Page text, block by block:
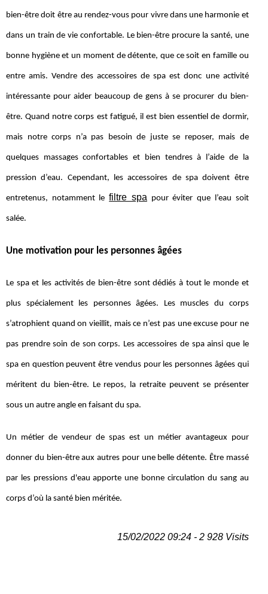
bien-être doit être au rendez-vous pour vivre dans une harmonie et
dans un train de vie confortable. Le bien-être procure la santé, une
bonne hygiène et un moment de détente, que ce soit en famille ou
entre amis. Vendre des accessoires de spa est donc une activité
intéressante pour aider beaucoup de gens à se procurer du bien-
être. Quand notre corps est fatigué, il est bien essentiel de dormir,
mais notre corps n’a pas besoin de juste se reposer, mais de
quelques massages confortables et bien tendres à l’aide de la
pression d’eau. Cependant, les accessoires de spa doivent être
entretenus, notamment lefiltre spapour éviter que l’eau soit
salée.
Une motivation pour les personnes âgées
Le spa et les activités de bien-être sont dédiés à tout le monde et
plus spécialement les personnes âgées. Les muscles du corps
s’atrophient quand on vieillit, mais ce n’est pas une excuse pour ne
pas prendre soin de son corps. Les accessoires de spa ainsi que le
spa en question peuvent être vendus pour les personnes âgées qui
méritent du bien-être. Le repos, la retraite peuvent se présenter
sous un autre angle en faisant du spa.
Un métier de vendeur de spas est un métier avantageux pour
donner du bien-être aux autres pour une belle détente. Être massé
par les pressions d'eau apporte une bonne circulation du sang au
corps d’où la santé bien méritée.
15/02/2022 09:24 - 2 928 Visits